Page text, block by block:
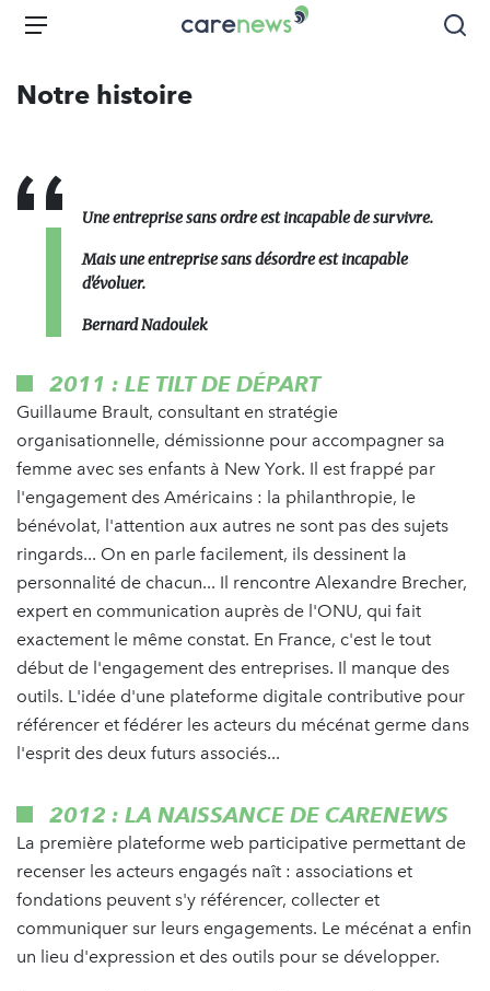
Aller
principal
Carenews,
des
Menu
Notre histoire
Une entreprise sans ordre est incapable de survivre.
Mais une entreprise sans désordre est incapable
d'évoluer.
Bernard Nadoulek
2011 : LE TILT DE DÉPART
Guillaume Brault, consultant en stratégie
organisationnelle, démissionne pour accompagner sa
femme avec ses enfants à New York. Il est frappé par
l'engagement des Américains : la philanthropie, le
bénévolat, l'attention aux autres ne sont pas des sujets
ringards... On en parle facilement, ils dessinent la
personnalité de chacun... Il rencontre Alexandre Brecher,
expert en communication auprès de l'ONU, qui fait
exactement le même constat. En France, c'est le tout
début de l'engagement des entreprises. Il manque des
outils. L'idée d'une plateforme digitale contributive pour
référencer et fédérer les acteurs du mécénat germe dans
l'esprit des deux futurs associés...
2012 : LA NAISSANCE DE CARENEWS
La première plateforme web participative permettant de
recenser les acteurs engagés naît : associations et
fondations peuvent s'y référencer, collecter et
communiquer sur leurs engagements. Le mécénat a enfin
un lieu d'expression et des outils pour se développer.